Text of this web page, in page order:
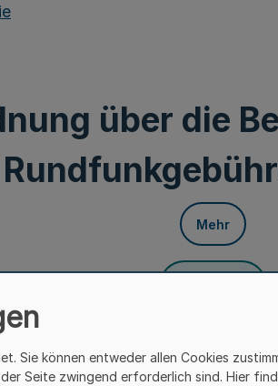
über die
Mehr
Vom 30. November
Sie können entweder allen Cookies
Seite zwingend erforderlich sind. Hier